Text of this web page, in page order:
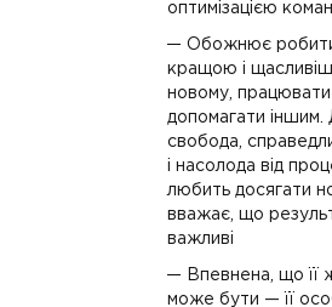
оптимізацією
Обожнює робити
кращою і
новому,
допомагати іншим.
свобода,
і насолода від
любить досягати
вважає, що
важливі
Впевнена, що її
може бути — її